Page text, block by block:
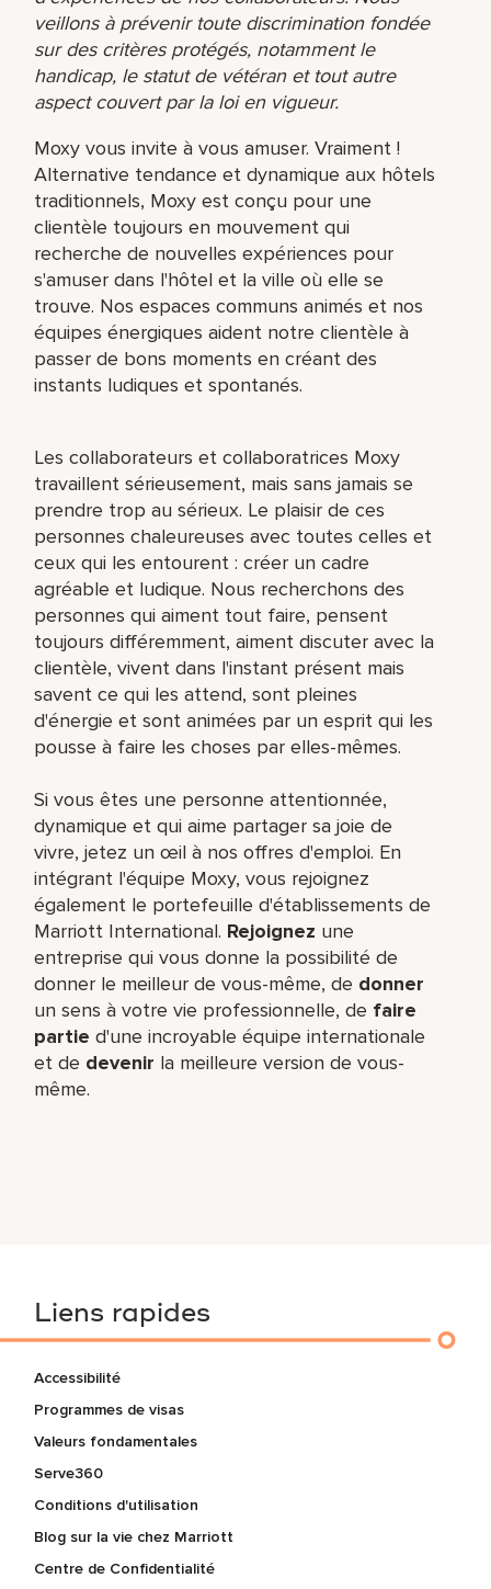
veillons à prévenir toute discrimination fondée
sur des critères protégés, notamment le
handicap, le statut de vétéran et tout autre
aspect couvert par la loi en vigueur.
Moxy vous invite à vous amuser. Vraiment !
Alternative tendance et dynamique aux hôtels
traditionnels, Moxy est conçu pour une
clientèle toujours en mouvement qui
recherche de nouvelles expériences pour
s'amuser dans l'hôtel et la ville où elle se
trouve. Nos espaces communs animés et nos
équipes énergiques aident notre clientèle à
passer de bons moments en créant des
instants ludiques et spontanés.
Les collaborateurs et collaboratrices Moxy
travaillent sérieusement, mais sans jamais se
prendre trop au sérieux. Le plaisir de ces
personnes chaleureuses avec toutes celles et
ceux qui les entourent : créer un cadre
agréable et ludique. Nous recherchons des
personnes qui aiment tout faire, pensent
toujours différemment, aiment discuter avec la
clientèle, vivent dans l'instant présent mais
savent ce qui les attend, sont pleines
d'énergie et sont animées par un esprit qui les
pousse à faire les choses par elles-mêmes.
Si vous êtes une personne attentionnée,
dynamique et qui aime partager sa joie de
vivre, jetez un œil à nos offres d'emploi. En
intégrant l'équipe Moxy, vous rejoignez
également le portefeuille d'établissements de
Marriott International. Rejoignez une
entreprise qui vous donne la possibilité de
donner le meilleur de vous-même,​ de donner
un sens à votre vie professionnelle, de faire
partie d'une incroyable équipe​ internationale
et de devenir la meilleure version de vous-
même.
Liens rapides
Accessibilité
Programmes de visas
Valeurs fondamentales
Serve360
Conditions d'utilisation
Blog sur la vie chez Marriott
Centre de Confidentialité